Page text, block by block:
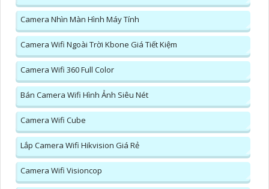
Camera Nhìn Màn Hình Máy Tính
Camera Wifi Ngoài Trời Kbone Giá Tiết Kiệm
Camera Wifi 360 Full Color
Bán Camera Wifi Hình Ảnh Siêu Nét
Camera Wifi Cube
Lắp Camera Wifi Hikvision Giá Rẻ
Camera Wifi Visioncop